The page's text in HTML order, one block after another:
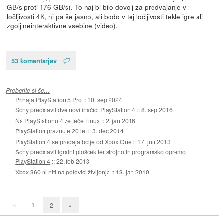
GB/s proti 176 GB/s). To naj bi bilo dovolj za predvajanje v
ločljivosti 4K, ni pa še jasno, ali bodo v tej ločljivosti tekle igre ali
zgolj neinteraktivne vsebine (video).
53 komentarjev
Preberite si še…
Prihaja PlayStation 5 Pro :: 10. sep 2024
Sony predstavil dve novi inačici PlayStation 4 ::8. sep 2016
Na PlayStationu 4 že teče Linux ::2. jan 2016
PlayStation praznuje 20 let ::3. dec 2014
PlayStation 4 se prodaja bolje od Xbox One :: 17. jun 2013
Sony predstavil igralni plošček ter strojno in programsko opremo
PlayStation 4 ::22. feb 2013
Xbox 360 ni niti na polovici življenja :: 13. jan 2010
« 1 2 »